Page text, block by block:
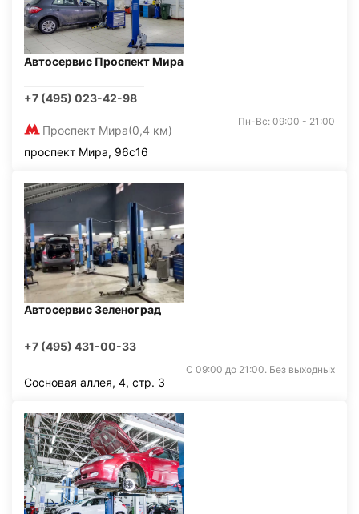
Автосервис Проспект Мира
+7 (495) 023-42-98
Проспект Мира(0,4 км)
Пн-Вс: 09:00 - 21:00
проспект Мира, 96с16
Автосервис Зеленоград
+7 (495) 431-00-33
С 09:00 до 21:00. Без выходных
Сосновая аллея, 4, стр. 3